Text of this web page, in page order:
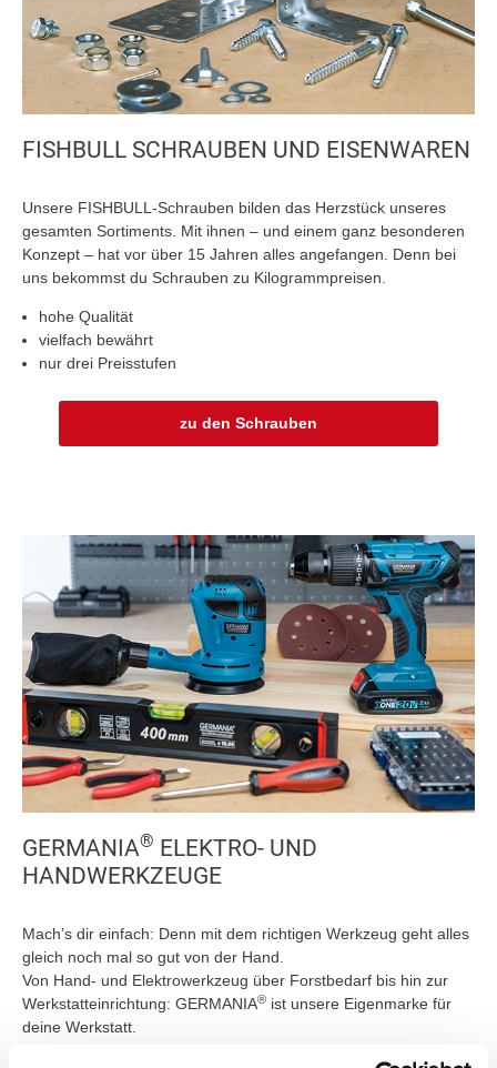
FISHBULL SCHRAUBEN UND EISENWAREN
Unsere FISHBULL-Schrauben bilden das Herzstück unseres
gesamten Sortiments. Mit ihnen – und einem ganz besonderen
Konzept – hat vor über 15 Jahren alles angefangen. Denn bei
uns bekommst du Schrauben zu Kilogrammpreisen.
hohe Qualität
vielfach bewährt
nur drei Preisstufen
zu den Schrauben
GERMANIA® ELEKTRO- UND
HANDWERKZEUGE
Mach’s dir einfach: Denn mit dem richtigen Werkzeug geht alles
gleich noch mal so gut von der Hand.
Von Hand- und Elektrowerkzeug über Forstbedarf bis hin zur
Werkstatteinrichtung: GERMANIA® ist unsere Eigenmarke für
deine Werkstatt.